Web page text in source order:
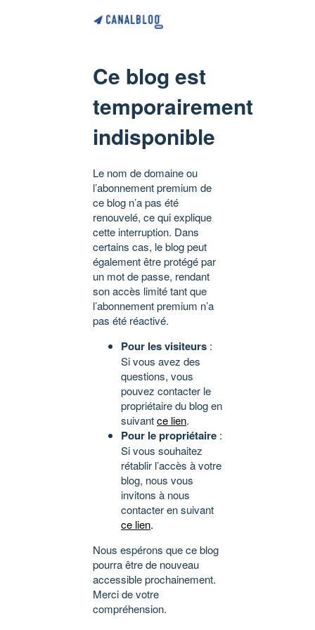
Ce blog est
temporairement
indisponible
Le nom de domaine ou
l’abonnement premium de
ce blog n’a pas été
renouvelé, ce qui explique
cette interruption. Dans
certains cas, le blog peut
également être protégé par
un mot de passe, rendant
son accès limité tant que
l’abonnement premium n’a
pas été réactivé.
Pour les visiteurs :
Si vous avez des
questions, vous
pouvez contacter le
propriétaire du blog en
suivantce lien.
Pour le propriétaire :
Si vous souhaitez
rétablir l’accès à votre
blog, nous vous
invitons à nous
contacter en suivant
ce lien.
Nous espérons que ce blog
pourra être de nouveau
accessible prochainement.
Merci de votre
compréhension.